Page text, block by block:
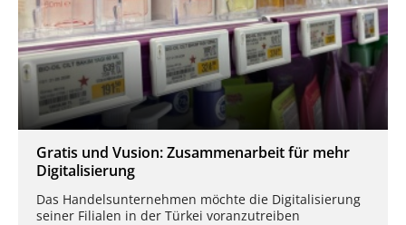
Gratis und Vusion: Zusammenarbeit für mehr
Digitalisierung
Das Handelsunternehmen möchte die Digitalisierung
seiner Filialen in der Türkei voranzutreiben